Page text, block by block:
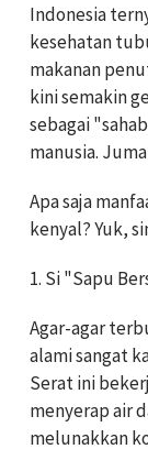
Indonesia
kesehatan
makanan
kini semakin
sebagai
manusia.
Apa saja
kenyal? Yuk,
1. Si "Sapu
Agar-agar
alami sangat
Serat ini
menyerap air
melunakkan